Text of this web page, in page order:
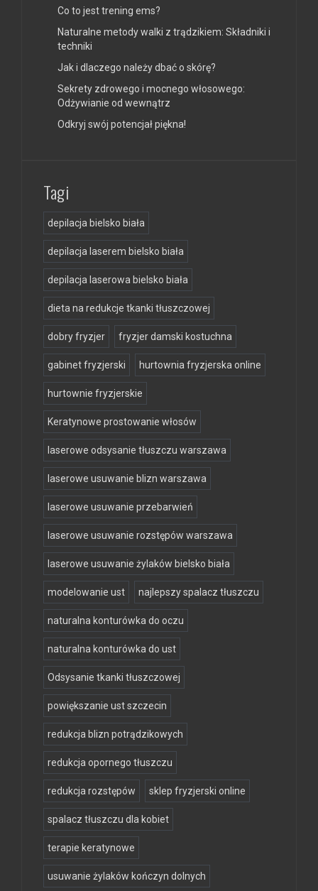
Co to jest trening ems?
Naturalne metody walki z trądzikiem: Składniki i
techniki
Jak i dlaczego należy dbać o skórę?
Sekrety zdrowego i mocnego włosowego:
Odżywianie od wewnątrz
Odkryj swój potencjał piękna!
Tagi
depilacja bielsko biała
depilacja laserem bielsko biała
depilacja laserowa bielsko biała
dieta na redukcje tkanki tłuszczowej
dobry fryzjer fryzjer damski kostuchna
gabinet fryzjerski hurtownia fryzjerska online
hurtownie fryzjerskie
Keratynowe prostowanie włosów
laserowe odsysanie tłuszczu warszawa
laserowe usuwanie blizn warszawa
laserowe usuwanie przebarwień
laserowe usuwanie rozstępów warszawa
laserowe usuwanie żylaków bielsko biała
modelowanie ust najlepszy spalacz tłuszczu
naturalna konturówka do oczu
naturalna konturówka do ust
Odsysanie tkanki tłuszczowej
powiększanie ust szczecin
redukcja blizn potrądzikowych
redukcja opornego tłuszczu
redukcja rozstępów sklep fryzjerski online
spalacz tłuszczu dla kobiet
terapie keratynowe
usuwanie żylaków kończyn dolnych